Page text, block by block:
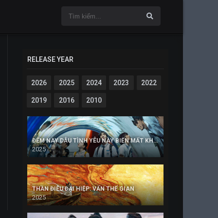
RELEASE YEAR
2026 2025 2024 2023 2022
2019 2016 2010
ĐÊM NAY DẪU TÌNH YÊU NÀY BIẾN MẤT KHỎI THẾ GIAN (BẢN HÀN)
2025
THẦN ĐIÊU ĐẠI HIỆP: VẤN THẾ GIAN
2025